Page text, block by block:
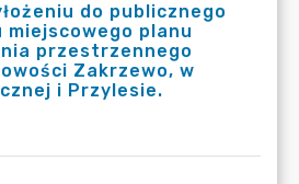
do publicznego
planu
przestrzennego
Zakrzewo, w
i Przylesie.